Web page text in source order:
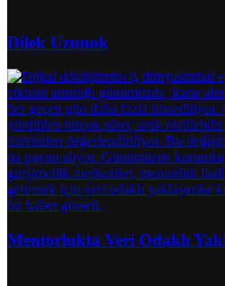
Dilek Uzunok
Mentorlukta Veri Odaklı